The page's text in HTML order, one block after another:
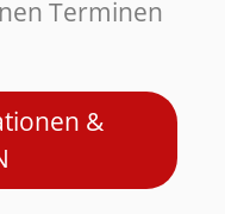
Terminen
&